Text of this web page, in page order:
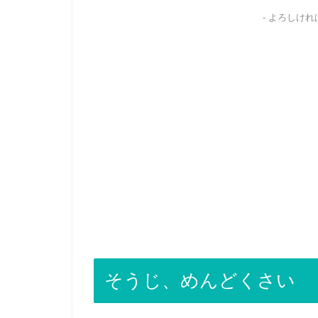
- よろしけれ
そうじ、めんどくさい